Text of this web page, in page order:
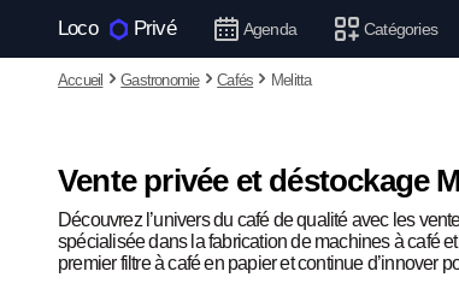
Loco Privé Agenda Catégories
Accueil Gastronomie Cafés Melitta
Vente privée et déstockage
Découvrez l’univers du café de qualité avec les
spécialisée dans la fabrication de machines à café
premier filtre à café en papier et continue d’innover